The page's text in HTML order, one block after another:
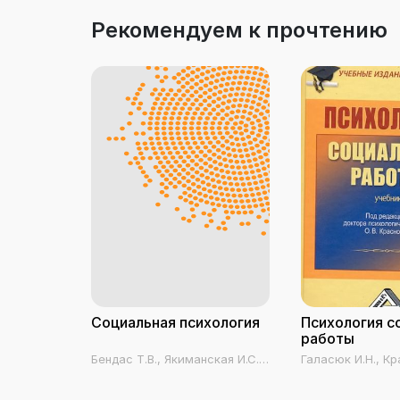
Рекомендуем к прочтению
Социальная психология
Бендас Т.В., Якиманская И.С.,
Психология
работы
Галасюк И.Н.,